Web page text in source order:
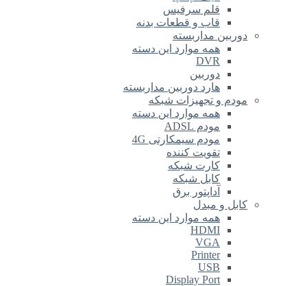
قلم سرفیس
قاب و قطعات بدنه
دوربین مداربسته
همه موارد این دسته
DVR
دوربین
هارد دوربین مداربسته
مودم و تجهیزات شبکه
همه موارد این دسته
مودم ADSL
مودم سیمکارتی 4G
تقویت کننده
کارت شبکه
کابل شبکه
آداپتور برق
کابل و مبدل
همه موارد این دسته
HDMI
VGA
Printer
USB
Display Port